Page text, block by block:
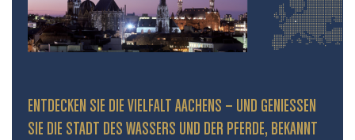
ENTDECKEN SIE DIE VIELFALT AACHENS – UND GENIESSEN S
IE DIE STADT DES WASSERS UND DER PFERDE, BEKANNT D